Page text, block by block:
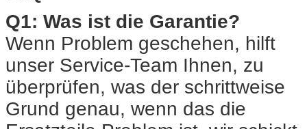
Q1: Was ist die Garantie?
Wenn Problem geschehen, hilft
unser Service-Team Ihnen, zu
überprüfen, was der schrittweise
Grund genau, wenn das die